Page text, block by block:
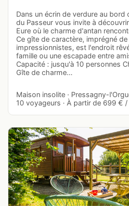
Dans un écrin de verdure au bord
du Passeur vous invite à
Eure où le charme d'antan
Ce gîte de caractère, imprégné
impressionnistes, est l'endroit
famille ou une escapade entre
Capacité : jusqu'à 10 personnes
Gîte de charme…
Maison insolite · Pressagny-
10 voyageurs · À partir de 699 € /